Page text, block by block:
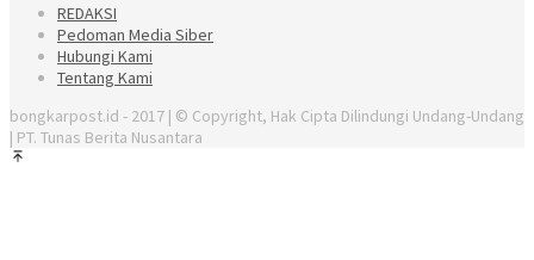
REDAKSI
Pedoman Media Siber
Hubungi Kami
Tentang Kami
bongkarpost.id - 2017 | © Copyright, Hak Cipta Dilindungi Undang-Undang
| PT. Tunas Berita Nusantara